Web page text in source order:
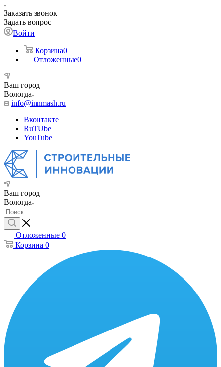
Заказать звонок
Задать вопрос
Войти
Корзина0
Отложенные0
Ваш город
Вологда
info@innmash.ru
Вконтакте
RuTUbe
YouTube
Ваш город
Вологда
Отложенные 0
Корзина 0